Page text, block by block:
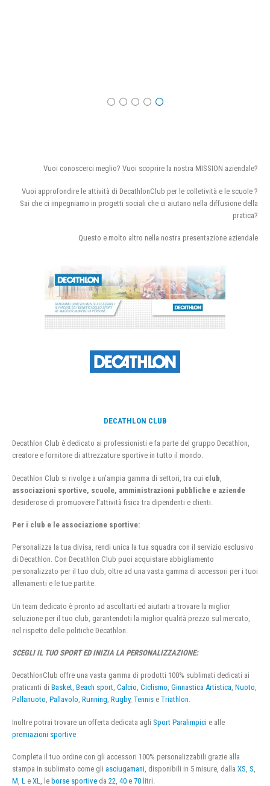
Vuoi conoscerci meglio? Vuoi scoprire la nostra MISSION aziendale?
Vuoi approfondire le attività di DecathlonClub per le colletività e le scuole ?
Sai che ci impegniamo in progetti sociali che ci aiutano nella diffusione della
pratica?
Questo e molto altro nella nostra presentazione aziendale
DECATHLON CLUB
Decathlon Club è dedicato ai professionisti e fa parte del gruppo Decathlon,
creatore e fornitore di attrezzature sportive in tutto il mondo.
Decathlon Club si rivolge a un’ampia gamma di settori, tra cui club
associazioni sportive, scuole, amministrazioni pubbliche e aziende
desiderose di promuovere l’attività fisica tra dipendenti e clienti.
Per i club e le associazione sportive:
Personalizza la tua divisa, rendi unica la tua squadra con il servizio esclusivo
di Decathlon. Con Decathlon Club puoi acquistare abbigliamento
personalizzato per il tuo club, oltre ad una vasta gamma di accessori per i tuoi
allenamenti e le tue partite.
Un team dedicato è pronto ad ascoltarti ed aiutarti a trovare la miglior
soluzione per il tuo club, garantendoti la miglior qualità prezzo sul mercato,
nel rispetto delle politiche Decathlon.
SCEGLI IL TUO SPORT ED INIZIA LA PERSONALIZZAZIONE:
DecathlonClub offre una vasta gamma di prodotti 100% sublimati dedicati ai
praticanti di Basket, Beach sport, Calcio, Ciclismo, Ginnastica Artistica, Nuoto,
Pallanuoto, Pallavolo, Running, Rugby, Tennis e Triathlon.
Inoltre potrai trovare un offerta dedicata agli Sport Paralimpici e alle
premiazioni sportive
Completa il tuo ordine con gli accessori 100% personalizzabili grazie alla
stampa in sublimato come gli asciugamani , disponibili in 5 misure, dalla XS S
M L e XL , le borse sportive da 22 40 e 70 litri.